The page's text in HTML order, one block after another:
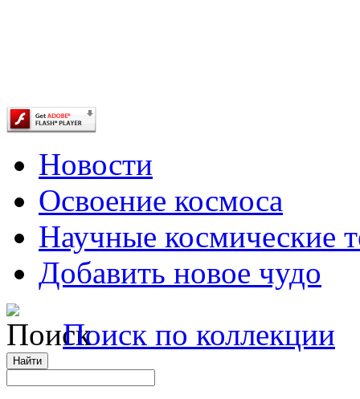
Новости
Освоение космоса
Научные космические
Добавить новое чудо
Поиск по коллекции